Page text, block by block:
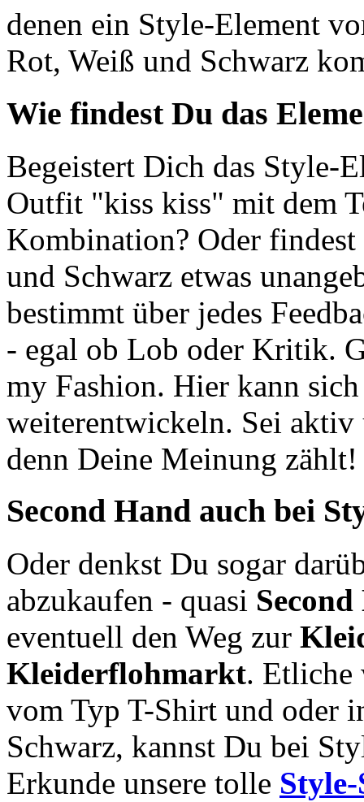
denen ein Style-Element
Rot, Weiß und Schwarz
Wie findest Du das
Begeistert Dich das Style-
Outfit "kiss kiss" mit dem
Kombination? Oder
und Schwarz etwas
bestimmt über jedes
- egal ob Lob oder Kritik.
my Fashion. Hier kann
weiterentwickeln. Sei aktiv
denn Deine Meinung zählt!
Second Hand auch bei
Oder denkst Du sogar
abzukaufen - quasi
eventuell den Weg zur
Kleiderflohmarkt.
vom Typ T-Shirt und oder
Schwarz, kannst Du bei
Erkunde unsere tolle Style-